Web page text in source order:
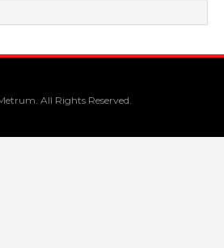
All Rights Reserved.